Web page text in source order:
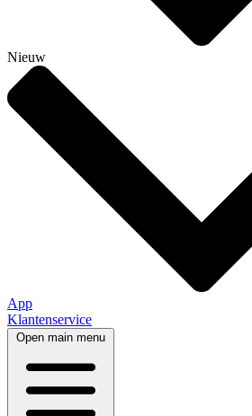
Nieuw
App
Klantenservice
Open main menu